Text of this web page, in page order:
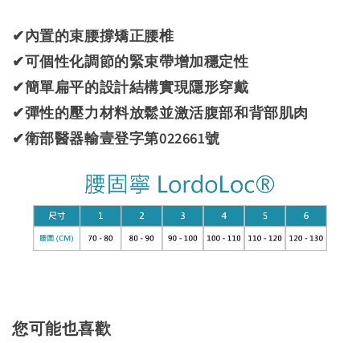
✔內置的束腰撐矯正腰椎
✔可個性化調節的緊束帶增加穩定性
✔簡單扁平的設計結構實現隱形穿戴
✔彈性的壓力材料放鬆並激活腹部和背部肌肉
✔衛部醫器輸壹登字第022661號
您可能也喜歡